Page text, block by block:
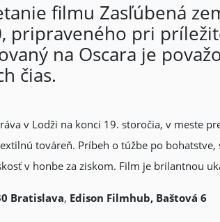
filmu Zasľúbená
pripraveného pri
na Oscara je
čias.
v Lodži na konci 19. storočia, v meste
továreň. Príbeh o túžbe po
v honbe za ziskom. Film je brilantnou
Bratislava, Edison Filmhub, Baštová 6